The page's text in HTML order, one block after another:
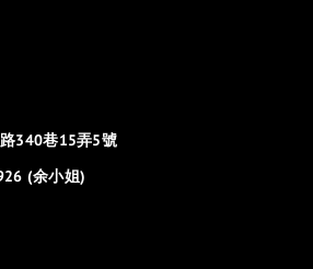
340巷15弄5號
(余小姐)